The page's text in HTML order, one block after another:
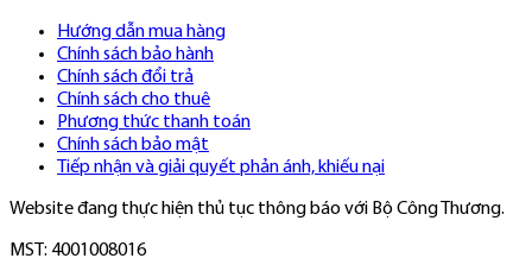
Hướng dẫn mua hàng
Chính sách bảo hành
Chính sách đổi trả
Chính sách cho thuê
Phương thức thanh toán
Chính sách bảo mật
Tiếp nhận và giải quyết phản ánh, khiếu nại
Website đang thực hiện thủ tục thông báo với Bộ Công Thương.
MST: 4001008016